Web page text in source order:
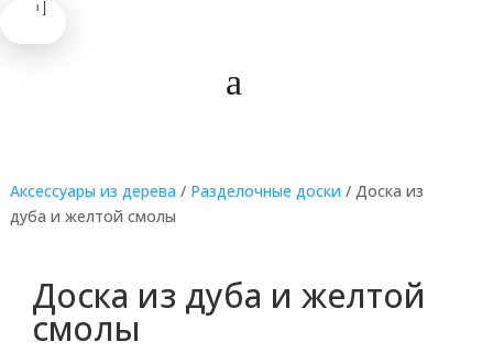
.
Аксессуары из дерева / Разделочные доски / Доска из
дуба и желтой смолы
Доска из дуба и желтой
смолы